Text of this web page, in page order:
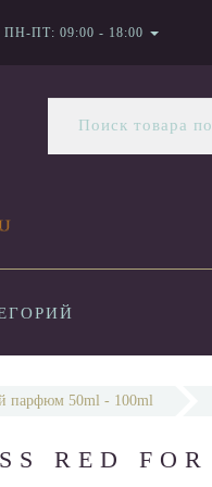
ПН-ПТ: 09:00 - 18:00
парфюм 50ml - 100ml
RED